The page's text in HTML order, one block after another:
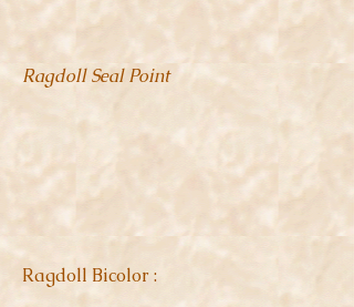
Ragdoll Seal Point
Ragdoll Bicolor :